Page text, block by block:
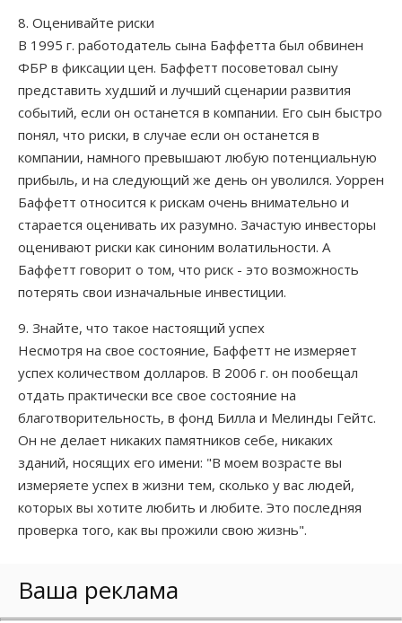
8. Оценивайте риски
В 1995 г. работодатель сына Баффетта был обвинен
ФБР в фиксации цен. Баффетт посоветовал сыну
представить худший и лучший сценарии развития
событий, если он останется в компании. Его сын быстро
понял, что риски, в случае если он останется в
компании, намного превышают любую потенциальную
прибыль, и на следующий же день он уволился. Уоррен
Баффетт относится к рискам очень внимательно и
старается оценивать их разумно. Зачастую инвесторы
оценивают риски как синоним волатильности. А
Баффетт говорит о том, что риск - это возможность
потерять свои изначальные инвестиции.
9. Знайте, что такое настоящий успех
Несмотря на свое состояние, Баффетт не измеряет
успех количеством долларов. В 2006 г. он пообещал
отдать практически все свое состояние на
благотворительность, в фонд Билла и Мелинды Гейтс.
Он не делает никаких памятников себе, никаких
зданий, носящих его имени: "В моем возрасте вы
измеряете успех в жизни тем, сколько у вас людей,
которых вы хотите любить и любите. Это последняя
проверка того, как вы прожили свою жизнь".
Ваша реклама